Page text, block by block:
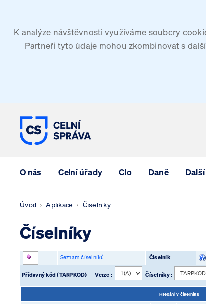
K analýze návštěvnosti využíváme soubory
Partneři tyto údaje mohou zkombinovat s
O nás Celní úřady Clo Daně
Úvod Aplikace Číselníky
Číselníky
Seznam číselníků Číselník
Přídavný kód (TARPKOD) Verze : Číselníky :
Hledání v číselníku